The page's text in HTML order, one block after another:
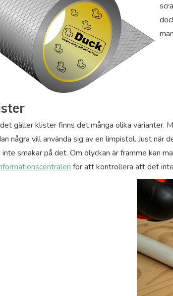
gäller klister finns det många olika varianter.
några vill använda sig av en limpistol. Just
inte smakar på det. Om olyckan är framme kan
för att kontrollera att det